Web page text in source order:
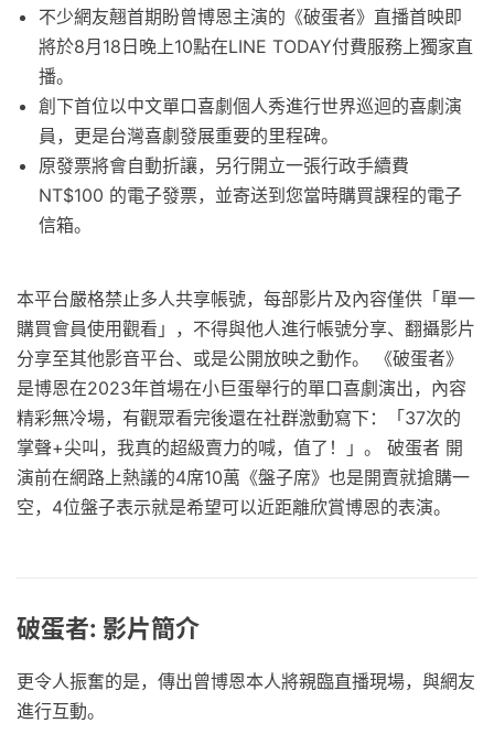
不少網友翹首期盼曾博恩主演的《破蛋者》直播首映即
將於8月18日晚上10點在LINE TODAY付費服務上獨家直
播。
創下首位以中文單口喜劇個人秀進行世界巡迴的喜劇演
員，更是台灣喜劇發展重要的里程碑。
原發票將會自動折讓，另行開立一張行政手續費
NT$100 的電子發票，並寄送到您當時購買課程的電子
信箱。
本平台嚴格禁止多人共享帳號，每部影片及內容僅供「單一
購買會員使用觀看」，不得與他人進行帳號分享、翻攝影片
分享至其他影音平台、或是公開放映之動作。 《破蛋者》
是博恩在2023年首場在小巨蛋舉行的單口喜劇演出，內容
精彩無冷場，有觀眾看完後還在社群激動寫下：「37次的
掌聲+尖叫，我真的超級賣力的喊，值了！」。 破蛋者 開
演前在網路上熱議的4席10萬《盤子席》也是開賣就搶購一
空，4位盤子表示就是希望可以近距離欣賞博恩的表演。
破蛋者: 影片簡介
更令人振奮的是，傳出曾博恩本人將親臨直播現場，與網友
進行互動。